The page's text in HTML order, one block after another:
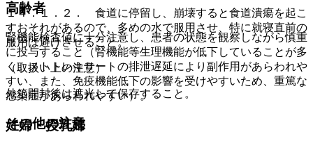
１４．１．２． 食道に停留し、崩壊すると食道潰瘍を起こ
すおそれがあるので、多めの水で服用させ、特に就寝直前の
服用は避けさせること。
（取扱い上の注意）
外箱開封後は遮光して保存すること。
その他の注意
高齢者
腎機能検査値に十分注意し、患者の状態を観察しながら慎重
に投与すること（腎機能等生理機能が低下していることが多
く、メトトレキサートの排泄遅延により副作用があらわれや
すい、また、免疫機能低下の影響を受けやすいため、重篤な
感染症があらわれやすい）。
妊婦・授乳婦